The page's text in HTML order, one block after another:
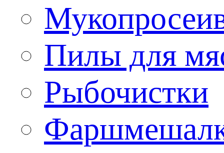
Пилы для
Рыбочистки